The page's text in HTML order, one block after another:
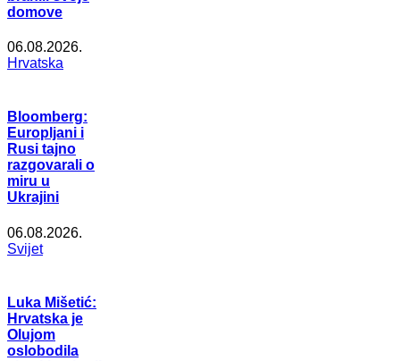
domove
06.08.2026.
Hrvatska
Bloomberg:
Europljani i
Rusi tajno
razgovarali o
miru u
Ukrajini
06.08.2026.
Svijet
Luka Mišetić:
Hrvatska je
Olujom
oslobodila